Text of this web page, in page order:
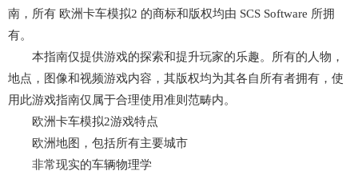
南，所有 欧洲卡车模拟2 的商标和版权均由 SCS Software 所拥
有。
本指南仅提供游戏的探索和提升玩家的乐趣。所有的人物，
地点，图像和视频游戏内容，其版权均为其各自所有者拥有，使
用此游戏指南仅属于合理使用准则范畴内。
欧洲卡车模拟2游戏特点
欧洲地图，包括所有主要城市
非常现实的车辆物理学